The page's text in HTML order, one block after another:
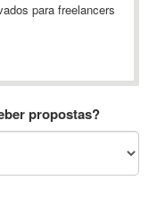
para freelancers
propostas?